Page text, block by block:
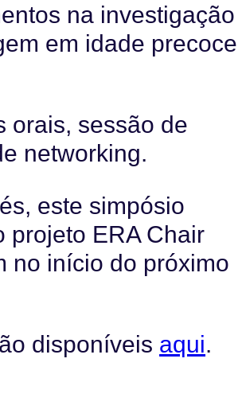
na investigação
em idade
orais, sessão de
networking.
este simpósio
projeto ERA Chair
no início do próximo
disponíveis aqui.